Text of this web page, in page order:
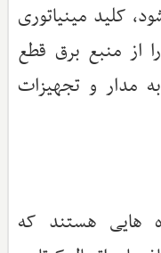
کلید مینیاتوری
از منبع برق قطع
مدار و تجهیزات
هایی هستند که